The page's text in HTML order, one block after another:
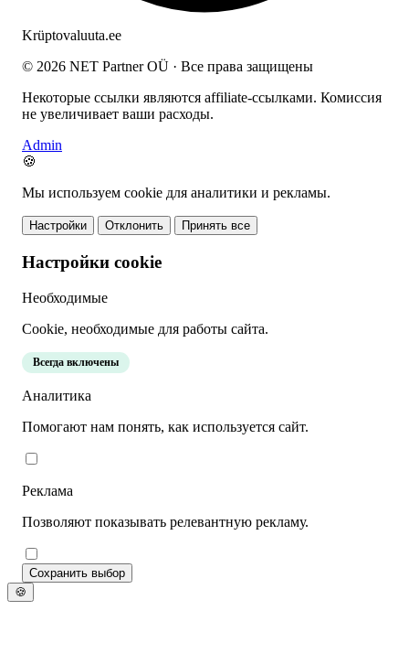
Krüptovaluuta.ee
© 2026 NET Partner OÜ · Все права защищены
Некоторые ссылки являются affiliate-ссылками. Комиссия
не увеличивает ваши расходы.
Admin
🍪
Мы используем cookie для аналитики и рекламы.
Настройки Отклонить Принять все
Настройки cookie
Необходимые
Cookie, необходимые для работы сайта.
Всегда включены
Аналитика
Помогают нам понять, как используется сайт.
Реклама
Позволяют показывать релевантную рекламу.
Сохранить выбор
🍪